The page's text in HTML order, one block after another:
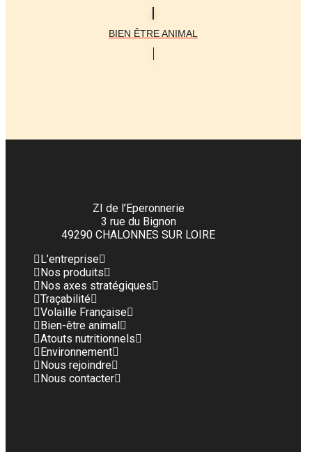
BIEN ÊTRE ANIMAL
ZI de l’Eperonnerie
3 rue du Bignon
49290 CHALONNES SUR LOIRE
L’entreprise
Nos produits
Nos axes stratégiques
Traçabilité
Volaille Française
Bien-être animal
Atouts nutritionnels
Environnement
Nous rejoindre
Nous contacter